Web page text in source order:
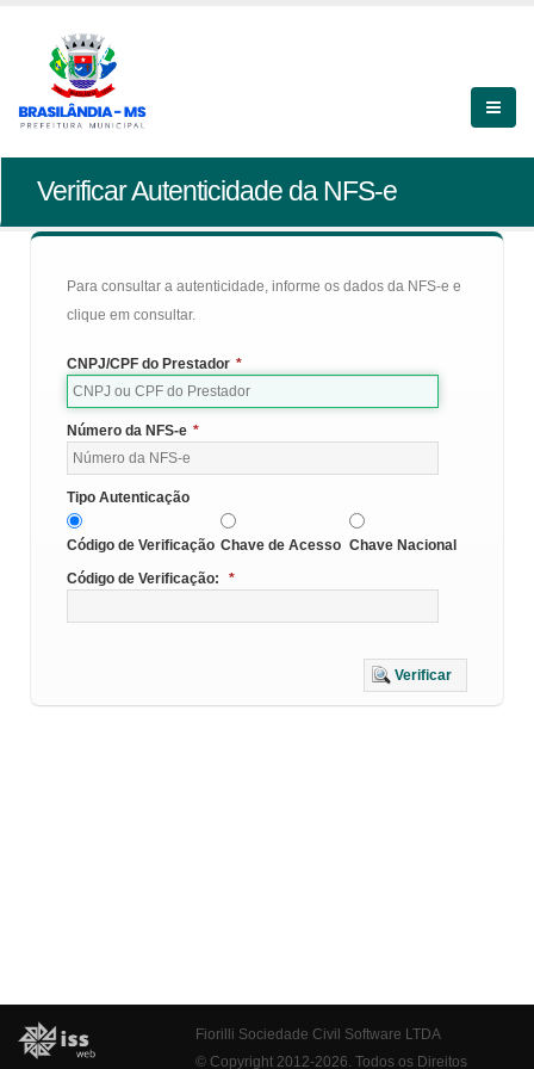
Verificar Autenticidade da NFS-e
Para consultar a autenticidade, informe os dados da NFS-e e
clique em consultar.
CNPJ/CPF do Prestador *
Número da NFS-e *
Tipo Autenticação
Código de Verificação Chave de Acesso Chave Nacional
Código de Verificação:
*
Verificar
Fiorilli Sociedade Civil Software LTDA
© Copyright 2012-2026. Todos os Direitos